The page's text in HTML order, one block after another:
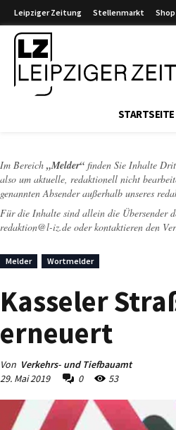
Leipziger Zeitung Stellenmarkt Shop
STARTSEITE
Im Bereich „Melder“ finden Sie Inhalte
also um aktuelle, redaktionell nicht
genannten Absender außerhalb unseres
Für die Inhalte sind allein die Übersender
redaktion@l-iz.de oder kontaktieren den
Melder Wortmelder
Kasseler
erneuert
Von Verkehrs- und Tiefbauamt
29. Mai 2019
0 53